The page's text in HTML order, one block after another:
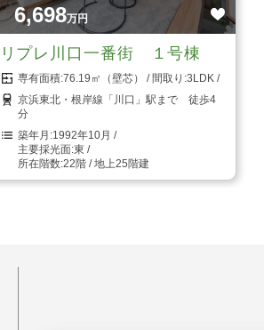
6,698万円
リプレ川口一番街 １号棟
76.19㎡（壁芯）
3LDK
京浜東北・根岸線「川口」駅まで 徒歩4
分
1992年10月
東
22階 / 地上25階建